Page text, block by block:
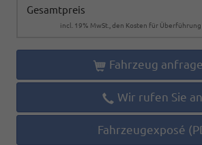
Gesamtpreis
incl. 19% MwSt., den Kosten für
Fahrzeug
Wir rufen Sie an
Fahrzeugexposé